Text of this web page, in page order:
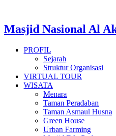
Masjid Nasional Al
PROFIL
Sejarah
Struktur Organisasi
VIRTUAL TOUR
WISATA
Menara
Taman Peradaban
Taman Asmaul Husna
Green House
Urban Farming